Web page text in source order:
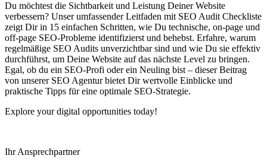
Du möchtest die Sichtbarkeit und Leistung Deiner Website
verbessern? Unser umfassender Leitfaden mit SEO Audit Checkliste
zeigt Dir in 15 einfachen Schritten, wie Du technische, on-page und
off-page SEO-Probleme identifizierst und behebst. Erfahre, warum
regelmäßige SEO Audits unverzichtbar sind und wie Du sie effektiv
durchführst, um Deine Website auf das nächste Level zu bringen.
Egal, ob du ein SEO-Profi oder ein Neuling bist – dieser Beitrag
von unserer SEO Agentur bietet Dir wertvolle Einblicke und
praktische Tipps für eine optimale SEO-Strategie.
Explore your digital opportunities today!
Ihr Ansprechpartner